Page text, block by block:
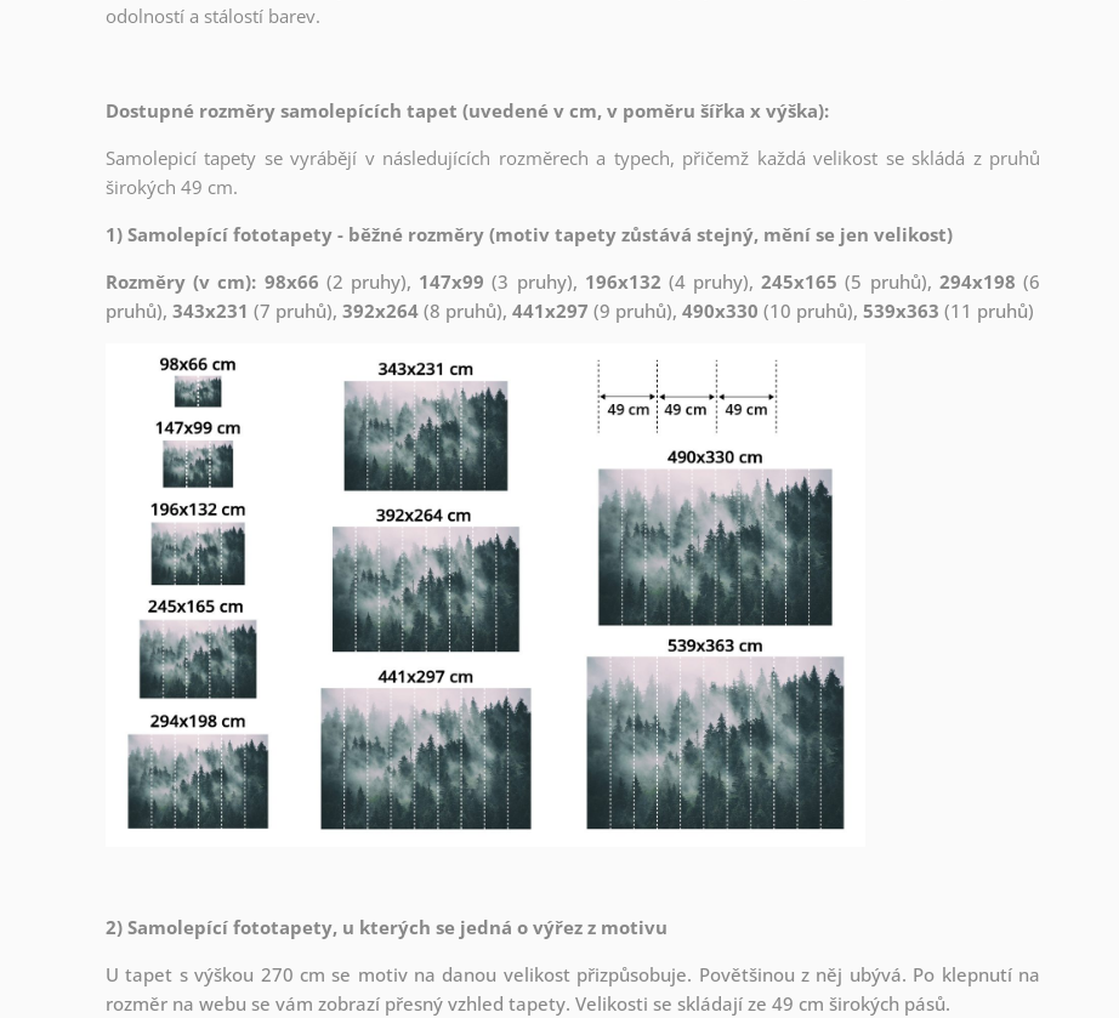
odolností a stálostí barev.
Dostupné rozměry samolepících tapet (uvedené v cm, v poměru šířka x výška):
Samolepicí tapety se vyrábějí v následujících rozměrech a typech, přičemž každá velikost se skládá z pruhů
širokých 49 cm.
1) Samolepící fototapety - běžné rozměry (motiv tapety zůstává stejný, mění se jen velikost)
Rozměry (v cm): 98x66 (2 pruhy), 147x99 (3 pruhy), 196x132 (4 pruhy),245x165 (5 pruhů), 294x198 (6
pruhů), 343x231 (7 pruhů), 392x264 (8 pruhů), 441x297 (9 pruhů), 490x330 (10 pruhů), 539x363 (11 pruhů)
2) Samolepící fototapety, u kterých se jedná o výřez z motivu
U tapet s výškou 270 cm se motiv na danou velikost přizpůsobuje. Povětšinou z něj ubývá. Po klepnutí na
rozměr na webu se vám zobrazí přesný vzhled tapety. Velikosti se skládají ze 49 cm širokých pásů.